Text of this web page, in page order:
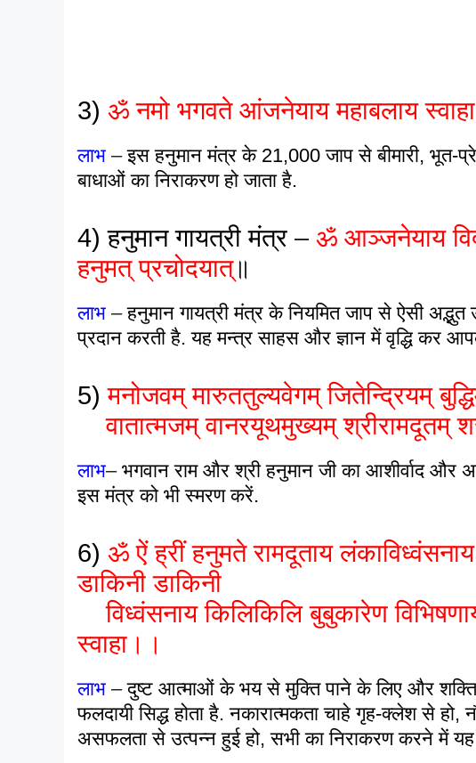
3) ॐ नमो भगवते आंजनेयाय महाबलाय स्वाहा
लाभ –इस हनुमान मंत्र के 21,000 जाप से बीमारी,
बाधाओं का निराकरण हो जाता है.
4) हनुमान गायत्री मंत्र – ॐ आञ्जनेयाय
हनुमत् प्रचोदयात्॥
लाभ –हनुमान गायत्री मंत्र के नियमित जाप से ऐसी अद्भुत
प्रदान करती है. यह मन्त्र साहस और ज्ञान में वृद्धि कर
5)मनोजवम् मारुततुल्यवेगम् जितेन्द्रियम्
वातात्मजम् वानरयूथमुख्यम् श्रीरामदूतम्
लाभ– भगवान राम और श्री हनुमान जी का आशीर्वाद और
इस मंत्र को भी स्मरण करें.
6) ॐ ऐं ह्रीं हनुमते रामदूताय
डाकिनी डाकिनी
विध्वंसनाय किलिकिलि बुबुकारेण
स्वाहा।।
लाभ –दुष्ट आत्माओं के भय से मुक्ति पाने के लिए और शक्ति
फलदायी सिद्ध होता है. नकारात्मकता चाहे गृह-क्लेश से हो,
असफलता से उत्पन्न हुई हो, सभी का निराकरण करने में यह